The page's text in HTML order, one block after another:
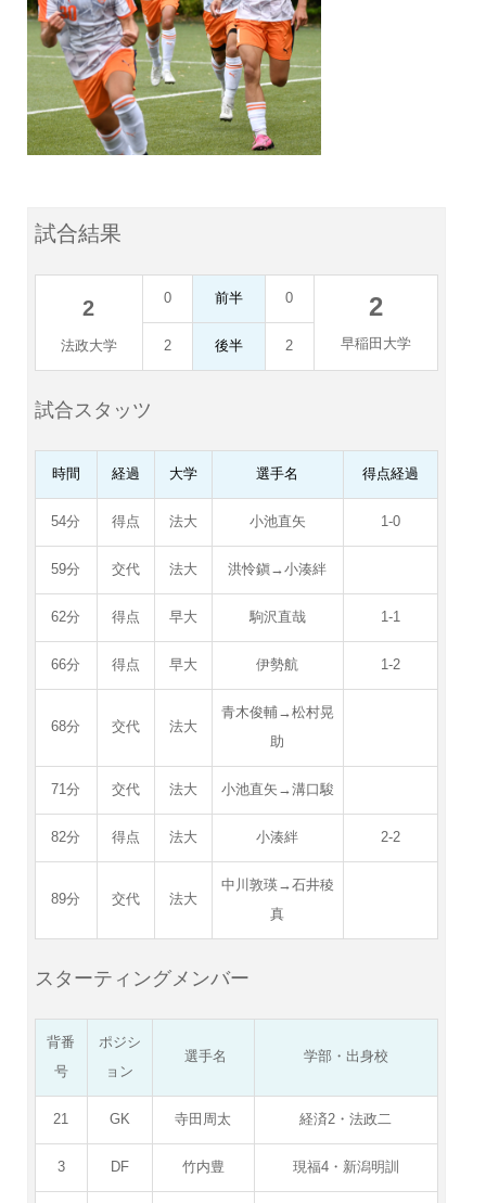
試合結果
2
法政大学
0 前半 0 2
早稲田大学
2 後半 2
試合スタッツ
時間 経過 大学 選手名 得点経過
54分 得点 法大 小池直矢 1-0
59分 交代 法大 洪怜鎭→小湊絆
62分 得点 早大 駒沢直哉 1-1
66分 得点 早大 伊勢航 1-2
68分 交代 法大
青木俊輔→松村晃
助
71分 交代 法大 小池直矢→溝口駿
82分 得点 法大 小湊絆 2-2
89分 交代 法大
中川敦瑛→石井稜
真
スターティングメンバー
背番
号
ポジシ
ョン
選手名 学部・出身校
21 GK 寺田周太 経済2・法政二
3 DF 竹内豊 現福4・新潟明訓